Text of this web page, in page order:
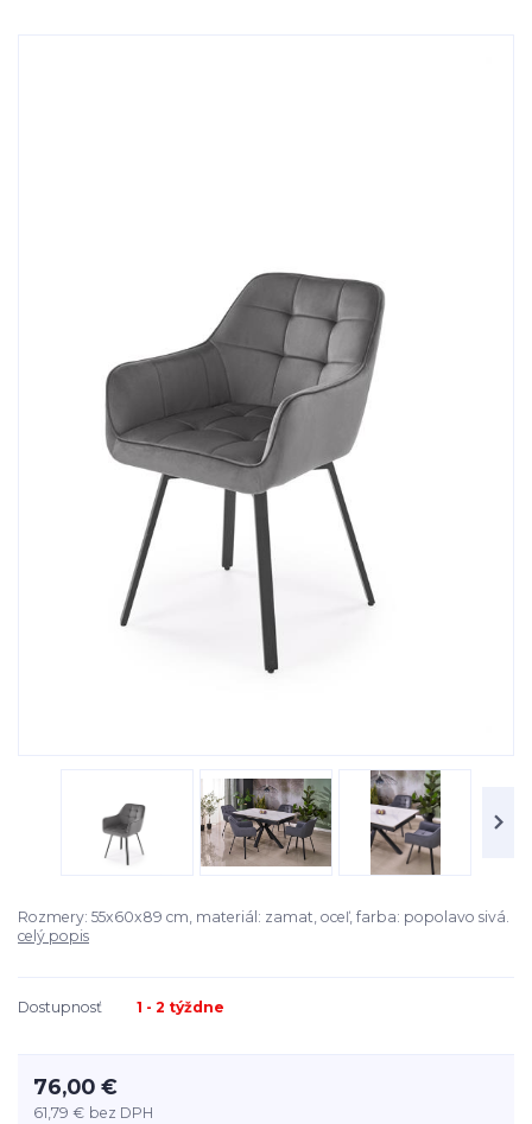
Rozmery: 55x60x89 cm, materiál: zamat, oceľ, farba: popolavo sivá.
celý popis
Dostupnosť 1 - 2 týždne
76,00 €
61,79 € bez DPH